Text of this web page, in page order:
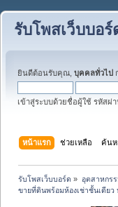
รับโพสเว็บบอร์
ยินดีต้อนรับคุณ, บุคคลทั่วไป
เข้าสู่ระบบด้วยชื่อผู้ใช้ รหัสผ่
หน้าแรก ช่วยเหลือ ค้นห
รับโพสเว็บบอร์ด » อุตสาหกร
ขายที่ดินพร้อมห้องเช่าชั้นเดียว